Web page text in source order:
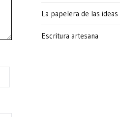
La papelera de las ideas
Escritura artesana